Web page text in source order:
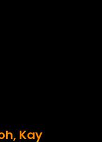
Kay